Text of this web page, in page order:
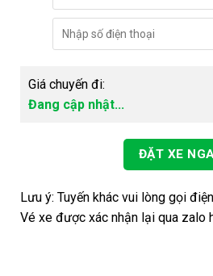
Giá chuyến đi:
Đang cập nhật...
ĐẶT XE
Lưu ý: Tuyến khác vui lòng gọi
Vé xe được xác nhận lại qua zalo